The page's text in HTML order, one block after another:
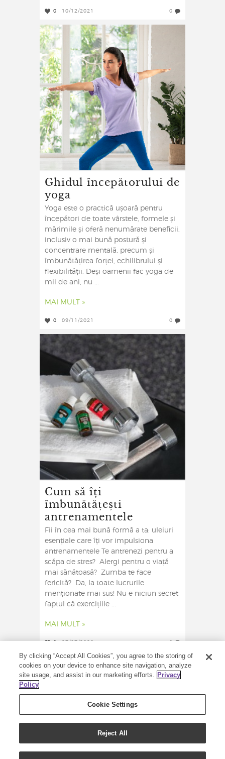
0 10/12/2021 0
Ghidul începătorului de
yoga
Yoga este o practică ușoară pentru
începători de toate vârstele, formele și
mărimile și oferă nenumărate beneficii,
inclusiv o mai bună postură și
concentrare mentală, precum și
îmbunătățirea forței, echilibrului și
flexibilității. Deși oamenii fac yoga de
mii de ani, nu ...
MAI MULT »
0 09/11/2021 0
Cum să îți
îmbunătățești
antrenamentele
Fii în cea mai bună formă a ta: uleiuri
esențiale care îți vor impulsiona
antrenamentele Te antrenezi pentru a
scăpa de stres? Alergi pentru o viață
mai sănătoasă? Zumba te face
fericită? Da, la toate lucrurile
menționate mai sus! Nu e niciun secret
faptul că exercițiile ...
MAI MULT »
0 27/07/2020 0
COPYRIGHT (C) 2020 – TOATE DREPTURILE
REZERVATE – YOUNG LIVING
By clicking “Accept All Cookies”, you agree to the storing of
cookies on your device to enhance site navigation, analyze
site usage, and assist in our marketing efforts. Privacy
Policy
Cookie Settings
Reject All